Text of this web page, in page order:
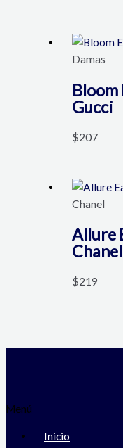
Damas
Bloom
Gucci
$207
Chanel
Allure
Chanel
$219
Menú
Inicio